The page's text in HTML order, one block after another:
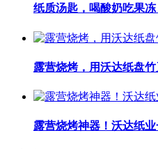
纸质汤匙，喝酸奶吃果冻
露营烧烤，用沃达纸盘
露营烧烤神器！沃达纸